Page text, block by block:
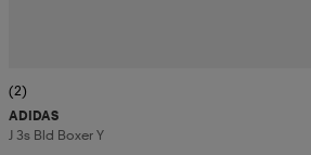
(2)
ADIDAS
J 3s Bld Boxer Y